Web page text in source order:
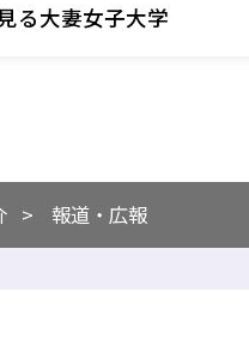
る大妻女子大学
報道・広報